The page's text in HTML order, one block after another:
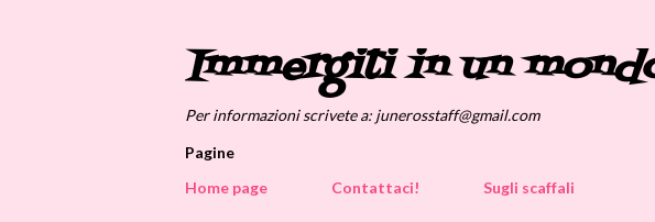
Immergiti in un
Per informazioni scrivete a: junerosstaff@gmail.com
Pagine
Home page
Contattaci! Sugli scaffali